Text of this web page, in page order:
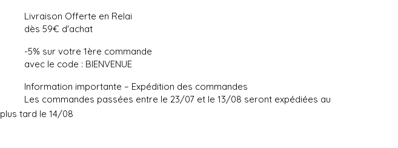
Livraison Offerte en Relai
dès 59€ d'achat
-5% sur votre 1ère commande
avec le code : BIENVENUE
Information importante – Expédition des commandes
Les commandes passées entre le 23/07 et le 13/08 seront expédiées au
plus tard le 14/08